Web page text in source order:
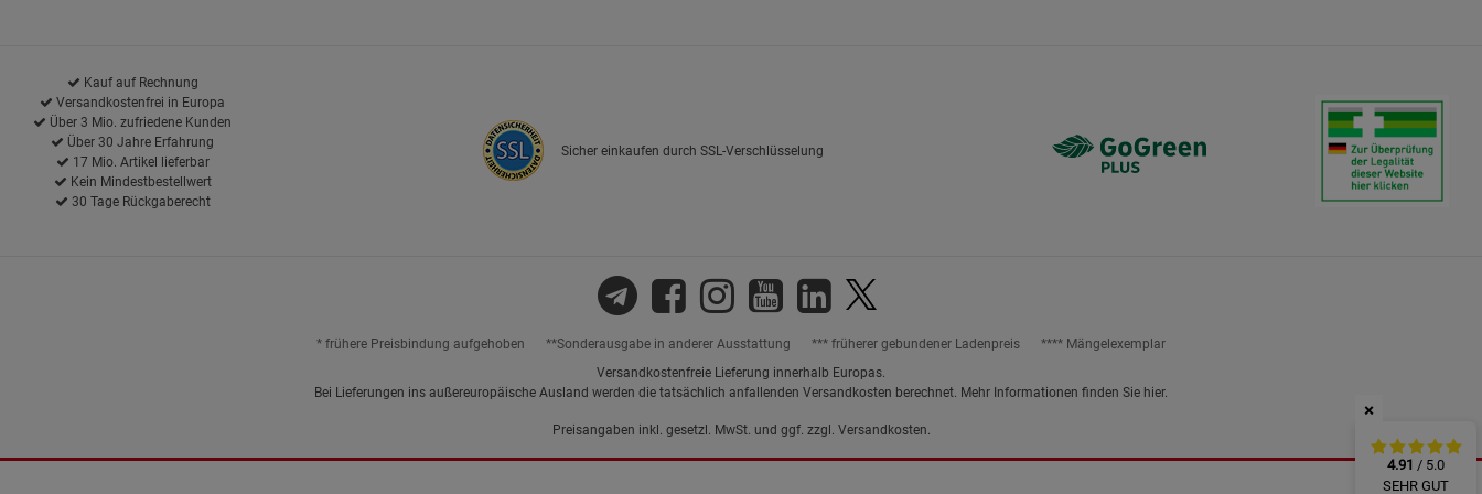
×
4.91 / 5.0
SEHR GUT
Kauf auf Rechnung
Versandkostenfrei in Europa
Über 3 Mio. zufriedene Kunden
Über 30 Jahre Erfahrung
17 Mio. Artikel lieferbar
Kein Mindestbestellwert
30 Tage Rückgaberecht
Sicher einkaufen durch SSL-Verschlüsselung
* frühere Preisbindung aufgehoben **Sonderausgabe in anderer Ausstattung *** früherer gebundener Ladenpreis
**** Mängelexemplar
Versandkostenfreie Lieferung innerhalb Europas.
Bei Lieferungen ins außereuropäische Ausland werden die tatsächlich anfallenden Versandkosten berechnet. Mehr Informationen finden Sie hier.
Preisangaben inkl. gesetzl. MwSt. und ggf. zzgl. Versandkosten.